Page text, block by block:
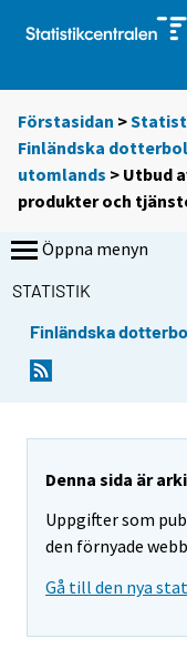
Förstasidan >
Finländska
utomlands > Utbud
produkter och
Öppna menyn
STATISTIK
Finländska
Denna sida är
Uppgifter som
den förnyade
Gå till den nya